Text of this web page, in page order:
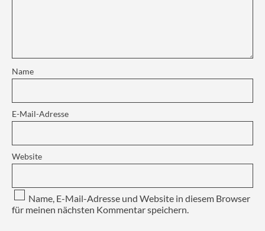
Name
E-Mail-Adresse
Website
Name, E-Mail-Adresse und Website in diesem Browser
für meinen nächsten Kommentar speichern.